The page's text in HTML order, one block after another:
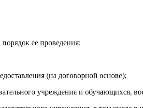
ее проведения;
(на договорной основе);
учреждения и обучающихся,